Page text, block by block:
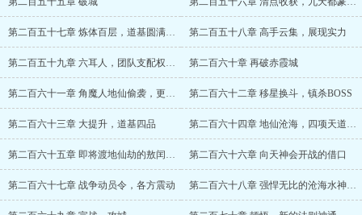
第二百五十七章 炼体百层，道基圆满，二品道基 第二百五十八章 高手云集，展现实力
第二百五十九章 六耳人，团队支配权，大胆的想法 第二百六十章 再破赤霞城
第二百六十一章 角魔人地仙偷袭，更加强大的化龙（4K） 第二百六十二章 移星换斗，镇杀BOSS
第二百六十三章 大提升，道基四品 第二百六十四章 地仙沧海，四项天道神通
第二百六十五章 即将渡地仙劫的敖闰，战舰装备 第二百六十六章 向天神会开战的借口
第二百六十七章 战争动员令，各方震动 第二百六十八章 强悍无比的沧海水神真身法相